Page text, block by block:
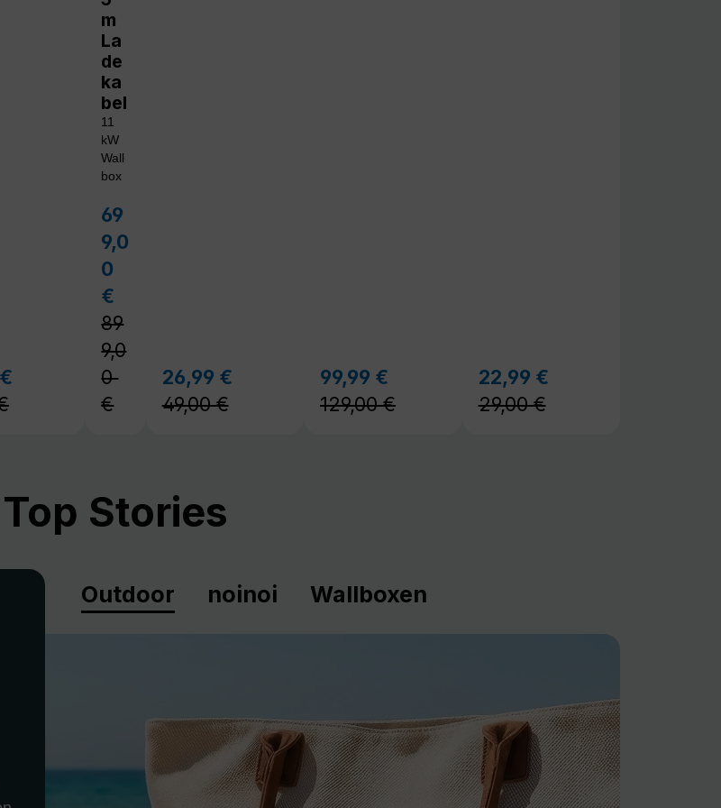
Regulärer Preis:
m
La
de
ka
bel
11
kW
Wall
box
Verkaufspreis:
69
9,0
0
€
89
9,0
0
€
Verkaufspreis:
26,99 €
Regulärer Preis:
49,00 €
Verkaufspreis:
99,99 €
Regulärer Preis:
129,00 €
Verkaufspreis:
22,99 €
29,00 €
Top Stories
Outdoor noinoi Wallboxen